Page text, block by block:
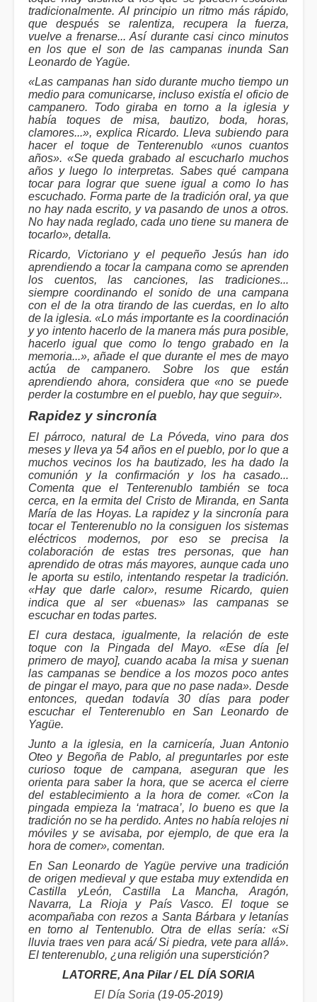
tradicionalmente. Al principio un ritmo más rápido,
que después se ralentiza, recupera la fuerza,
vuelve a frenarse... Así durante casi cinco minutos
en los que el son de las campanas inunda San
Leonardo de Yagüe.
«Las campanas han sido durante mucho tiempo un
medio para comunicarse, incluso existía el oficio de
campanero. Todo giraba en torno a la iglesia y
había toques de misa, bautizo, boda, horas,
clamores...», explica Ricardo. Lleva subiendo para
hacer el toque de Tenterenublo «unos cuantos
años». «Se queda grabado al escucharlo muchos
años y luego lo interpretas. Sabes qué campana
tocar para lograr que suene igual a como lo has
escuchado. Forma parte de la tradición oral, ya que
no hay nada escrito, y va pasando de unos a otros.
No hay nada reglado, cada uno tiene su manera de
tocarlo», detalla.
Ricardo, Victoriano y el pequeño Jesús han ido
aprendiendo a tocar la campana como se aprenden
los cuentos, las canciones, las tradiciones...
siempre coordinando el sonido de una campana
con el de la otra tirando de las cuerdas, en lo alto
de la iglesia. «Lo más importante es la coordinación
y yo intento hacerlo de la manera más pura posible,
hacerlo igual que como lo tengo grabado en la
memoria...», añade el que durante el mes de mayo
actúa de campanero. Sobre los que están
aprendiendo ahora, considera que «no se puede
perder la costumbre en el pueblo, hay que seguir».
Rapidez y sincronía
El párroco, natural de La Póveda, vino para dos
meses y lleva ya 54 años en el pueblo, por lo que a
muchos vecinos los ha bautizado, les ha dado la
comunión y la confirmación y los ha casado...
Comenta que el Tenterenublo también se toca
cerca, en la ermita del Cristo de Miranda, en Santa
María de las Hoyas. La rapidez y la sincronía para
tocar el Tenterenublo no la consiguen los sistemas
eléctricos modernos, por eso se precisa la
colaboración de estas tres personas, que han
aprendido de otras más mayores, aunque cada uno
le aporta su estilo, intentando respetar la tradición.
«Hay que darle calor», resume Ricardo, quien
indica que al ser «buenas» las campanas se
escuchar en todas partes.
El cura destaca, igualmente, la relación de este
toque con la Pingada del Mayo. «Ese día [el
primero de mayo], cuando acaba la misa y suenan
las campanas se bendice a los mozos poco antes
de pingar el mayo, para que no pase nada». Desde
entonces, quedan todavía 30 días para poder
escuchar el Tenterenublo en San Leonardo de
Yagüe.
Junto a la iglesia, en la carnicería, Juan Antonio
Oteo y Begoña de Pablo, al preguntarles por este
curioso toque de campana, aseguran que les
orienta para saber la hora, que se acerca el cierre
del establecimiento a la hora de comer. «Con la
pingada empieza la ‘matraca’, lo bueno es que la
tradición no se ha perdido. Antes no había relojes ni
móviles y se avisaba, por ejemplo, de que era la
hora de comer», comentan.
En San Leonardo de Yagüe pervive una tradición
de origen medieval y que estaba muy extendida en
Castilla yLeón, Castilla La Mancha, Aragón,
Navarra, La Rioja y País Vasco. El toque se
acompañaba con rezos a Santa Bárbara y letanías
en torno al Tentenublo. Otra de ellas sería: «Si
lluvia traes ven para acá/ Si piedra, vete para allá».
El tenterenublo, ¿una religión una superstición?
LATORRE, Ana Pilar / EL DÍA SORIA
El Día Soria (19-05-2019)